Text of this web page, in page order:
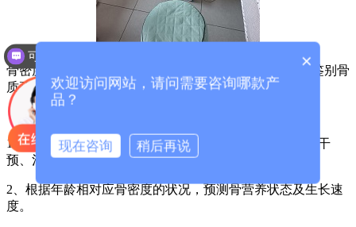
骨密度检查是确定骨骼健康状况的一种检查方法，可以鉴别骨
质疏松症，预防骨折风险，监测骨质疏松症的治疗效果。
1、检测骨矿含量，协助钙等营养缺乏的诊断，指导营养干
预、治疗。
2、根据年龄相对应骨密度的状况，预测骨营养状态及生长速
度。
×
欢迎访问网站，请问需要咨询哪款产
品？
现在咨询 稍后再说